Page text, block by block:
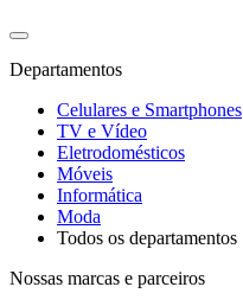
Departamentos
Celulares e Smartphones
TV e Vídeo
Eletrodomésticos
Móveis
Informática
Moda
Todos os departamentos
Nossas marcas e parceiros